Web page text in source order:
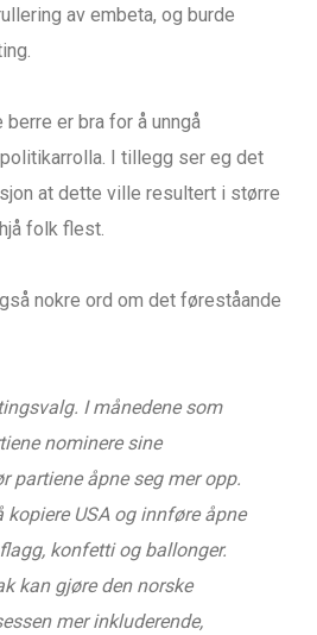
av embeta, og burde
er bra for å unngå
I tillegg ser eg det
at dette ville resultert i større
folk flest.
nokre ord om det føreståande
I månedene som
nominere sine
partiene åpne seg mer opp.
kopiere USA og innføre åpne
konfetti og ballonger.
kan gjøre den norske
mer inkluderende,